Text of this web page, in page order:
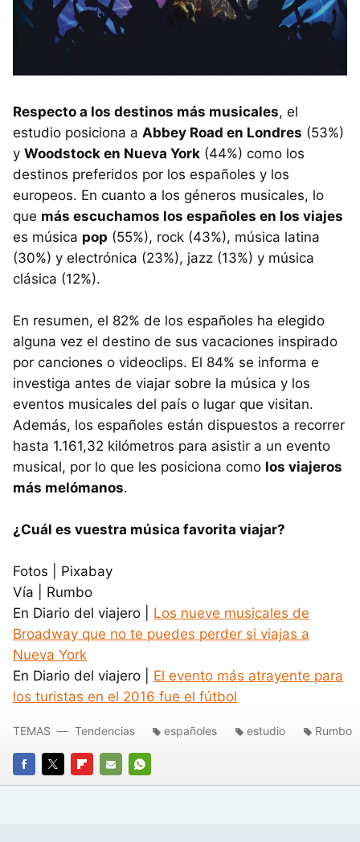
Respecto a los destinos más musicales, el
estudio posiciona a Abbey Road en Londres (53%)
y Woodstock en Nueva York (44%) como los
destinos preferidos por los españoles y los
europeos. En cuanto a los géneros musicales, lo
que más escuchamos los españoles en los viajes
es música pop (55%), rock (43%), música latina
(30%) y electrónica (23%), jazz (13%) y música
clásica (12%).
En resumen, el 82% de los españoles ha elegido
alguna vez el destino de sus vacaciones inspirado
por canciones o videoclips. El 84% se informa e
investiga antes de viajar sobre la música y los
eventos musicales del país o lugar que visitan.
Además, los españoles están dispuestos a recorrer
hasta 1.161,32 kilómetros para asistir a un evento
musical, por lo que les posiciona como los viajeros
más melómanos.
¿Cuál es vuestra música favorita viajar?
Fotos | Pixabay
Vía | Rumbo
En Diario del viajero | Los nueve musicales de
Broadway que no te puedes perder si viajas a
Nueva York
En Diario del viajero | El evento más atrayente para
los turistas en el 2016 fue el fútbol
FACEBOOK
TWITTERFLIPBOARD
E-
WHATSAPP
TEMAS Tendencias españoles estudio Rumbo